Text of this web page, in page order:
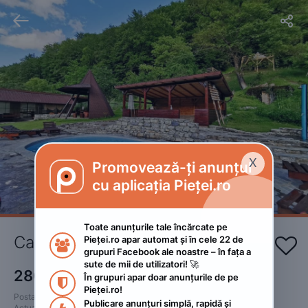
 
Cazare la munte 
280 RON
Postat
2023. aprilie 4.
X
Promovează-ți anunțul
cu aplicația Pieței.ro

Toate anunțurile tale încărcate pe
Pieței.ro apar automat și în cele 22 de
grupuri Facebook ale noastre – în fața a
sute de mii de utilizatori! 🚀

În grupuri apar doar anunțurile de pe
Pieței.ro!
Publicare anunțuri simplă, rapidă și